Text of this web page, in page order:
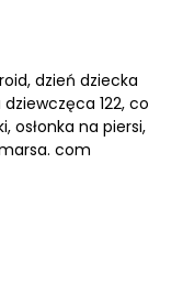
dzień dziecka
122, co
osłonka na piersi,
com